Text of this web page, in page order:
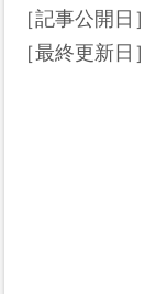
［記事公開日］
［最終更新日］